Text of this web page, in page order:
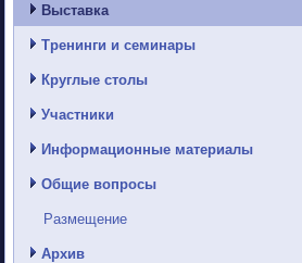
Выставка
Тренинги и семинары
Круглые столы
Участники
Информационные материалы
Общие вопросы
Размещение
Архив